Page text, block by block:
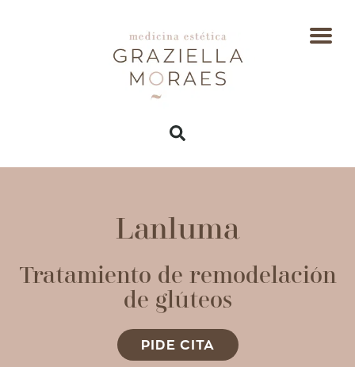
Lanluma
Tratamiento de remodelación
de glúteos
PIDE CITA